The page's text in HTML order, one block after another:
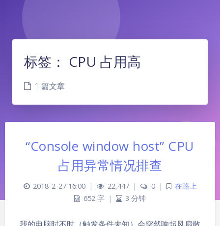
夜间模式
标签： CPU 占用高
1 篇文章
“Console window host” CPU
占用异常情况排查
2018-2-27 16:00 | 22,447 | 0 |
在路上
652 字 | 3 分钟